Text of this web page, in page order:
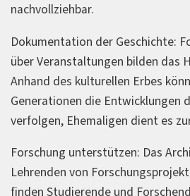
nachvollziehbar.
Dokumentation der Geschichte:
über Veranstaltungen bilden das
Anhand des kulturellen Erbes
Generationen die Entwicklungen
verfolgen, Ehemaligen dient es
Forschung unterstützen: Das
Lehrenden von
finden Studierende und